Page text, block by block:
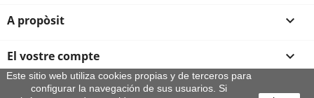
A propòsit 
El vostre compte 
Informació sobre la botiga
Este sitio web utiliza cookies propias y de terceros para
configurar la navegación de sus usuarios. Si